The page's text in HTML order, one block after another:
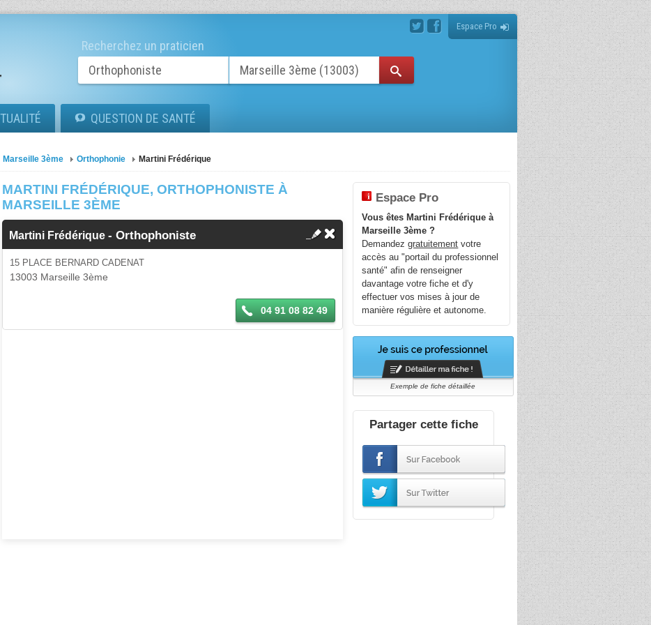
Espace Pro
Recherchez un praticien
QUESTION DE SANTÉ
Marseille 3ème Orthophonie Martini Frédérique
MARTINI FRÉDÉRIQUE, ORTHOPHONISTE À
MARSEILLE 3ÈME
Martini Frédérique-Orthophoniste
15 PLACE BERNARD CADENAT
13003 Marseille 3ème
04 91 08 82 49
Espace Pro
Vous êtes Martini Frédérique à
Marseille 3ème ?
Demandezgratuitement votre
accès au "portail du professionnel
santé" afin de renseigner
davantage votre fiche et d'y
effectuer vos mises à jour de
manière régulière et autonome.
Exemple de fiche détaillée
Partager cette fiche